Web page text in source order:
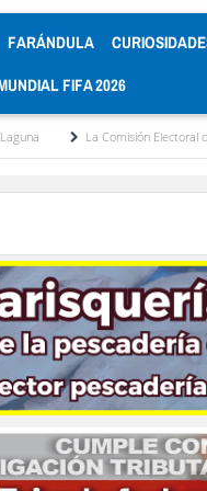
FARÁNDULA
FIFA 2026
Comisión Electoral del Colegio de